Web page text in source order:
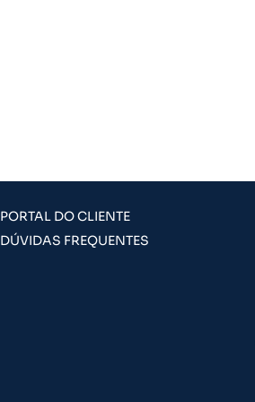
PORTAL DO CLIENTE
DÚVIDAS FREQUENTES